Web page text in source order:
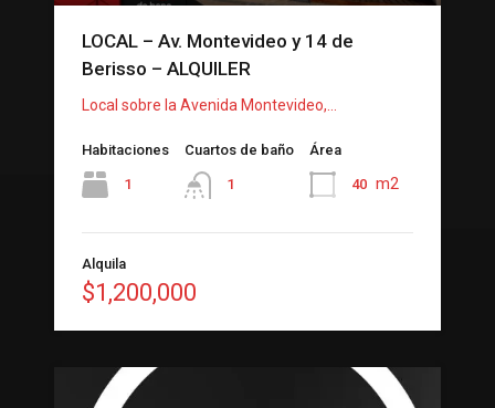
LOCAL – Av. Montevideo y 14 de
Berisso – ALQUILER
Local sobre la Avenida Montevideo,…
Habitaciones
1
Cuartos de baño
1
Área
40 m2
Alquila
$1,200,000